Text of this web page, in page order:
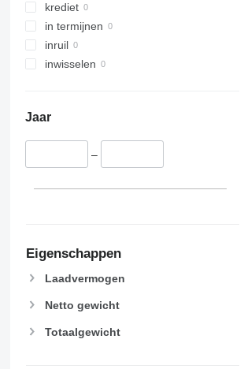
krediet
in termijnen
inruil
inwisselen
Jaar
–
Eigenschappen
Laadvermogen
Netto gewicht
Totaalgewicht